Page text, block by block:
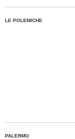
LE POLEMICHE
PALERMO